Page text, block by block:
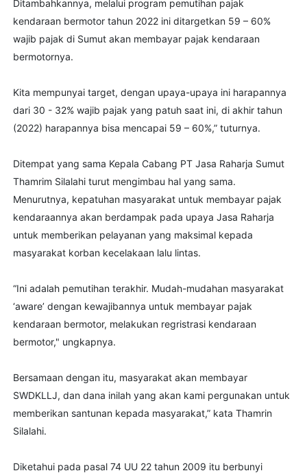
Ditambahkannya, melalui program pemutihan pajak
kendaraan bermotor tahun 2022 ini ditargetkan 59 – 60%
wajib pajak di Sumut akan membayar pajak kendaraan
bermotornya.
Kita mempunyai target, dengan upaya-upaya ini harapannya
dari 30 - 32% wajib pajak yang patuh saat ini, di akhir tahun
(2022) harapannya bisa mencapai 59 – 60%,” tuturnya.
Ditempat yang sama Kepala Cabang PT Jasa Raharja Sumut
Thamrim Silalahi turut mengimbau hal yang sama.
Menurutnya, kepatuhan masyarakat untuk membayar pajak
kendaraannya akan berdampak pada upaya Jasa Raharja
untuk memberikan pelayanan yang maksimal kepada
masyarakat korban kecelakaan lalu lintas.
“Ini adalah pemutihan terakhir. Mudah-mudahan masyarakat
‘aware’ dengan kewajibannya untuk membayar pajak
kendaraan bermotor, melakukan regristrasi kendaraan
bermotor," ungkapnya.
Bersamaan dengan itu, masyarakat akan membayar
SWDKLLJ, dan dana inilah yang akan kami pergunakan untuk
memberikan santunan kepada masyarakat,” kata Thamrin
Silalahi.
Diketahui pada pasal 74 UU 22 tahun 2009 itu berbunyi